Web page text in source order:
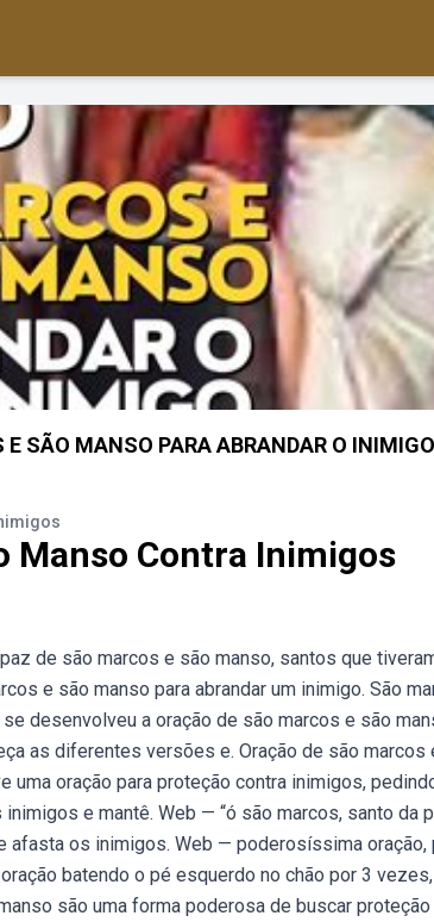
E SÃO MANSO PARA ABRANDAR O
Manso Contra Inimigos
de são marcos e são manso, santos que
e são manso para abrandar um inimigo. São
desenvolveu a oração de são marcos e são
as diferentes versões e. Oração de são marcos
uma oração para proteção contra inimigos,
e mantê. Web — “ó são marcos, santo da
afasta os inimigos. Web — poderosíssima oração,
batendo o pé esquerdo no chão por 3
são uma forma poderosa de buscar